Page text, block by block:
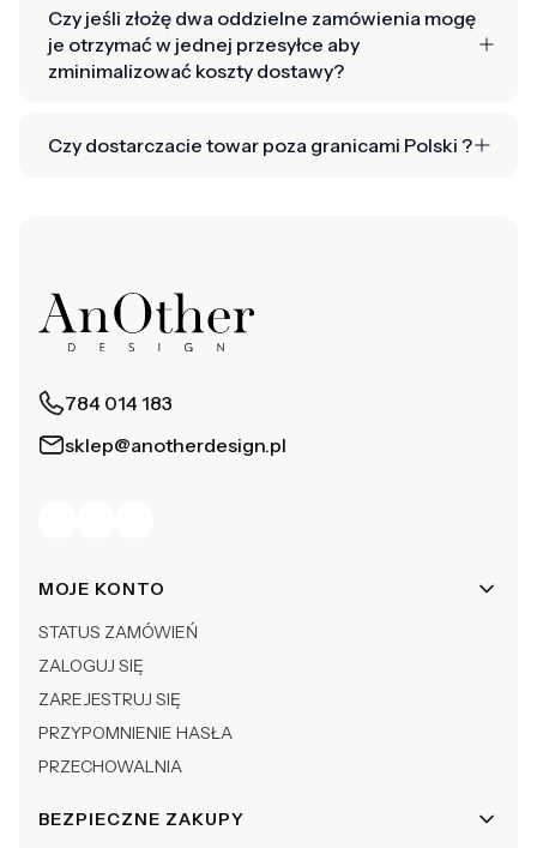
Czy jeśli złożę dwa oddzielne zamówienia mogę
je otrzymać w jednej przesyłce aby
zminimalizować koszty dostawy?
Czy dostarczacie towar poza granicami Polski ?
784 014 183
sklep@anotherdesign.pl
Linki w stopce
MOJE KONTO
STATUS ZAMÓWIEŃ
ZALOGUJ SIĘ
ZAREJESTRUJ SIĘ
PRZYPOMNIENIE HASŁA
PRZECHOWALNIA
BEZPIECZNE ZAKUPY